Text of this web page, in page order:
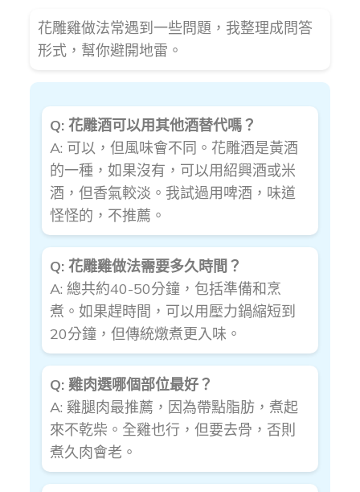
花雕雞做法常遇到一些問題，我整理成問答
形式，幫你避開地雷。
Q: 花雕酒可以用其他酒替代嗎？
A: 可以，但風味會不同。花雕酒是黃酒
的一種，如果沒有，可以用紹興酒或米
酒，但香氣較淡。我試過用啤酒，味道
怪怪的，不推薦。
Q: 花雕雞做法需要多久時間？
A: 總共約40-50分鐘，包括準備和烹
煮。如果趕時間，可以用壓力鍋縮短到
20分鐘，但傳統燉煮更入味。
Q: 雞肉選哪個部位最好？
A: 雞腿肉最推薦，因為帶點脂肪，煮起
來不乾柴。全雞也行，但要去骨，否則
煮久肉會老。